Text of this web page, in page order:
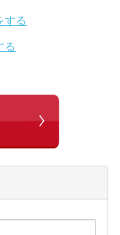
する
る